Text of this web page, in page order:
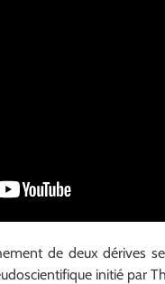
de deux dérives
initié par